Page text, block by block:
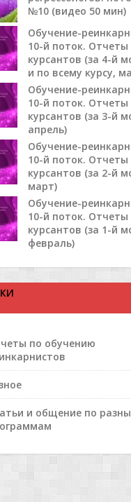
№10 (видео 50 мин)
Обучение-
10-й поток. Отчеты
курсантов (за 4-й
и по всему курсу,
Обучение-
10-й поток. Отчеты
курсантов (за 3-й
апрель)
Обучение-
10-й поток. Отчеты
курсантов (за 2-й
март)
Обучение-
10-й поток. Отчеты
курсантов (за 1-й
февраль)
по обучению
и общение по